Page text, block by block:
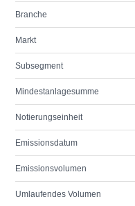
Branche
Markt
Subsegment
Mindestanlagesumme
Notierungseinheit
Emissionsdatum
Emissionsvolumen
Umlaufendes Volumen